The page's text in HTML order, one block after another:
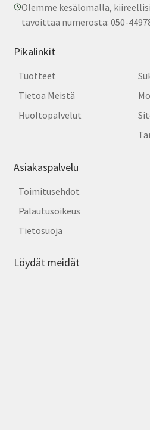
Olemme kesälomalla,
tavoittaa numerosta: 050-
Pikalinkit
Tuotteet
Tietoa Meistä
Huoltopalvelut
Asiakaspalvelu
Toimitusehdot
Palautusoikeus
Tietosuoja
Löydät meidät